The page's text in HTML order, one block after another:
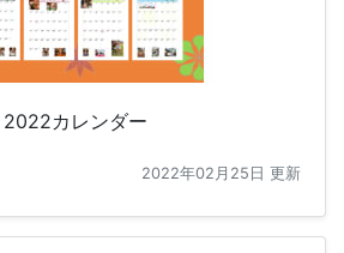
2022カレンダー
2022年02月25日 更新